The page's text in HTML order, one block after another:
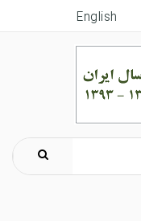
English